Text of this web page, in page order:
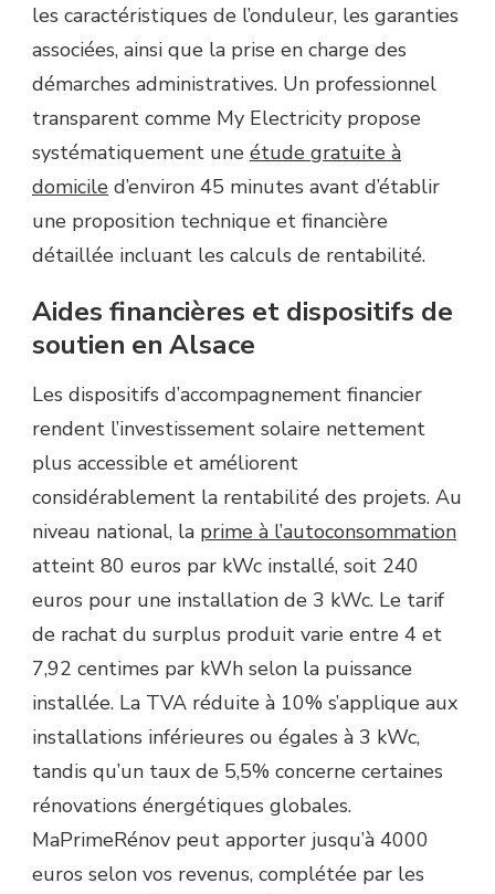
les caractéristiques de l’onduleur, les garanties
associées, ainsi que la prise en charge des
démarches administratives. Un professionnel
transparent comme My Electricity propose
systématiquement une étude gratuite à
domicile d’environ 45 minutes avant d’établir
une proposition technique et financière
détaillée incluant les calculs de rentabilité.
Aides financières et dispositifs de
soutien en Alsace
Les dispositifs d’accompagnement financier
rendent l’investissement solaire nettement
plus accessible et améliorent
considérablement la rentabilité des projets. Au
niveau national, la prime à l’autoconsommation
atteint 80 euros par kWc installé, soit 240
euros pour une installation de 3 kWc. Le tarif
de rachat du surplus produit varie entre 4 et
7,92 centimes par kWh selon la puissance
installée. La TVA réduite à 10% s’applique aux
installations inférieures ou égales à 3 kWc,
tandis qu’un taux de 5,5% concerne certaines
rénovations énergétiques globales.
MaPrimeRénov peut apporter jusqu’à 4000
euros selon vos revenus, complétée par les